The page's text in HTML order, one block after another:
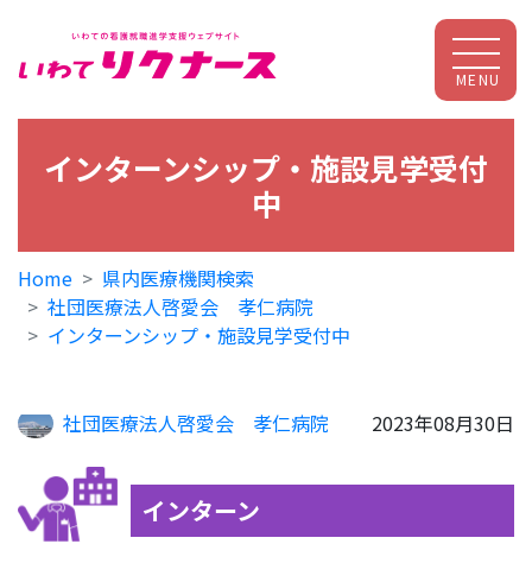
MENU
インターンシップ・施設見学受付
中
Home
県内医療機関検索
社団医療法人啓愛会 孝仁病院
インターンシップ・施設見学受付中
2023年08月30日
社団医療法人啓愛会 孝仁病院
インターン